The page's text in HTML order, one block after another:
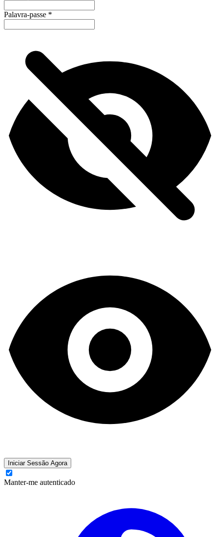
Palavra-passe *
Iniciar Sessão Agora
Manter-me autenticado